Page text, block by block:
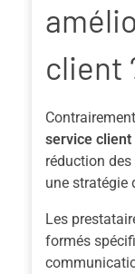
client
service client
réduction
une stratégie
Les
formés